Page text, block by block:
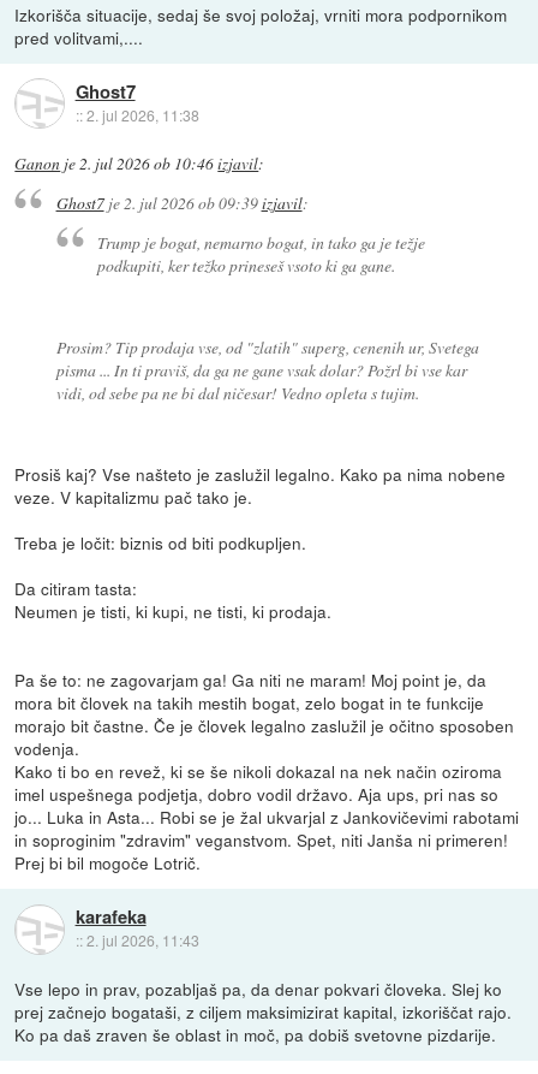
Izkorišča situacije, sedaj še svoj položaj, vrniti mora podpornikom
pred volitvami,....
Ghost7
::2. jul 2026, 11:38
Ganon je2. jul 2026 ob 10:46izjavil:
Ghost7je2. jul 2026 ob 09:39izjavil:
Trump je bogat, nemarno bogat, in tako ga je težje
podkupiti, ker težko prineseš vsoto ki ga gane.
Prosim? Tip prodaja vse, od "zlatih" superg, cenenih ur, Svetega
pisma ... In ti praviš, da ga ne gane vsak dolar? Požrl bi vse kar
vidi, od sebe pa ne bi dal ničesar! Vedno opleta s tujim.
Prosiš kaj? Vse našteto je zaslužil legalno. Kako pa nima nobene
veze. V kapitalizmu pač tako je.
Treba je ločit: biznis od biti podkupljen.
Da citiram tasta:
Neumen je tisti, ki kupi, ne tisti, ki prodaja.
Pa še to: ne zagovarjam ga! Ga niti ne maram! Moj point je, da
mora bit človek na takih mestih bogat, zelo bogat in te funkcije
morajo bit častne. Če je človek legalno zaslužil je očitno sposoben
vodenja.
Kako ti bo en revež, ki se še nikoli dokazal na nek način oziroma
imel uspešnega podjetja, dobro vodil državo. Aja ups, pri nas so
jo... Luka in Asta... Robi se je žal ukvarjal z Jankovičevimi rabotami
in soproginim "zdravim" veganstvom. Spet, niti Janša ni primeren!
Prej bi bil mogoče Lotrič.
karafeka
::2. jul 2026, 11:43
Vse lepo in prav, pozabljaš pa, da denar pokvari človeka. Slej ko
prej začnejo bogataši, z ciljem maksimizirat kapital, izkoriščat rajo.
Ko pa daš zraven še oblast in moč, pa dobiš svetovne pizdarije.